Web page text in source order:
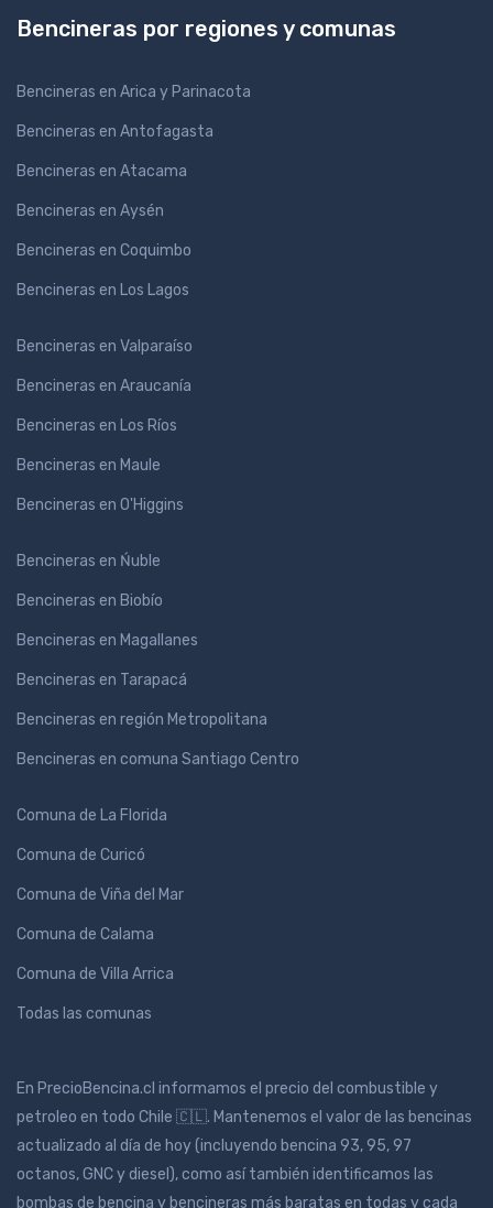
Bencineras por regiones y comunas
Bencineras en Arica y Parinacota
Bencineras en Antofagasta
Bencineras en Atacama
Bencineras en Aysén
Bencineras en Coquimbo
Bencineras en Los Lagos
Bencineras en Valparaíso
Bencineras en Araucanía
Bencineras en Los Ríos
Bencineras en Maule
Bencineras en O'Higgins
Bencineras en Ńuble
Bencineras en Biobío
Bencineras en Magallanes
Bencineras en Tarapacá
Bencineras en región Metropolitana
Bencineras en comuna Santiago Centro
Comuna de La Florida
Comuna de Curicó
Comuna de Viña del Mar
Comuna de Calama
Comuna de Villa Arrica
Todas las comunas
En PrecioBencina.cl informamos el precio del combustible y
petroleo en todo Chile 🇨🇱. Mantenemos el valor de las bencinas
actualizado al día de hoy (incluyendo bencina 93, 95, 97
octanos, GNC y diesel), como así también identificamos las
bombas de bencina y bencineras más baratas en todas y cada